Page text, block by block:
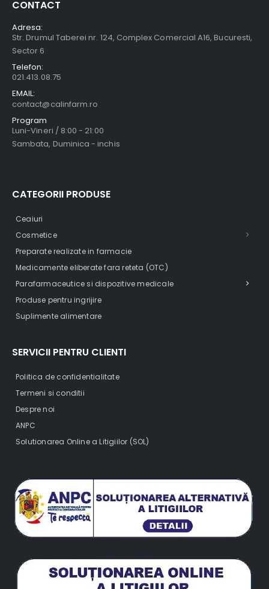
CONTACT
Adresa:
Str. Drumul Taberei nr. 124, Complex Comercial A16, Bucuresti,
Sector 6
Telefon:
021.413.08.75
EMAIL:
contact@calinfarm.ro
Program
Luni-Vineri / 8:00 - 21:00
Sambata, Duminica - inchis
CATEGORII PRODUSE
Ceaiuri
Cosmetice
Preparate realizate in farmacie
Medicamente eliberate fara reteta (OTC)
Parafarmaceutice si dispozitive medicale
Produse pentru ingrijire
Suplimente alimentare
SERVICII PENTRU CLIENTI
Politica de confidentialitate
Termeni si conditii
Despre noi
ANPC
Solutionarea Online a Litigiilor (SOL)